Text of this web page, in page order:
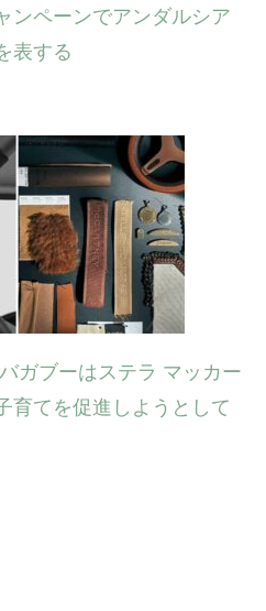
ンペーンでアンダルシア
表する
ガブーはステラ マッカー
育てを促進しようとして